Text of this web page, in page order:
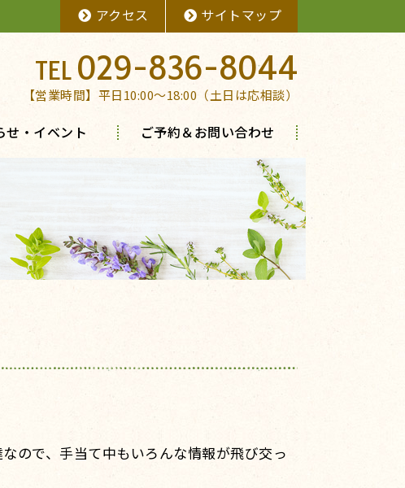
アクセス サイトマップ
029-836-8044
【営業時間】平日10:00～18:00（土日は応相談）
せ・イベント ご予約＆お問い合わせ
ので、手当て中もいろんな情報が飛び交っ